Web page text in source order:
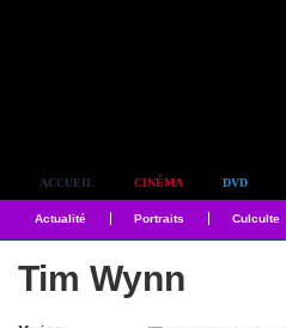
ACCUEIL CINÉMA DVD
Actualité Portraits Culculte
Tim Wynn